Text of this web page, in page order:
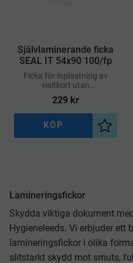
Självlaminerande ficka
SEAL IT 54x90 100/fp
Ficka för inplastning av
visitkort utan
lamineringsmaskin.
229 kr
Lägg
KÖP
Lamineringsfickor
Skydda viktiga dokument
Hygieneleeds. Vi erbjuder ett
lamineringsfickor i olika
slitstarkt skydd mot smuts,